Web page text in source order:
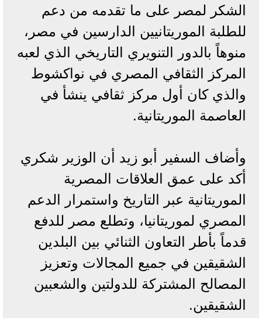
الشكر لمصر على ما تقدمه من دعم
للطلبة الموريتانيين الدارسين في مصر،
منوهاً بالدور التنويري التاريخي الذي لعبه
المركز الثقافي المصري في نواكشوط
والذي كان أول مركز ثقافي ينشأ في
العاصمة الموريتانية.
وأضاف السفير أبو زيد أن الوزير شكري
أكد على عمق العلاقات المصرية
الموريتانية عبر التاريخ واستمرار الدعم
المصري لموريتانيا، وتطلع مصر للدفع
قدماً بأطر التعاون الثنائي بين البلدين
الشقيقين في جميع المجالات وتعزيز
المصالح المشتركة للدولتين والشعبين
الشقيقين.